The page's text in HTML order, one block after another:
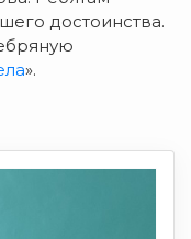
достоинства.
».